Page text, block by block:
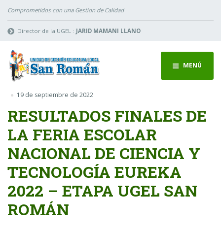
Comprometidos con una Gestion de Calidad
Director de la UGEL : JARID MAMANI LLANO
MENÚ
19 de septiembre de 2022
RESULTADOS FINALES DE
LA FERIA ESCOLAR
NACIONAL DE CIENCIA Y
TECNOLOGÍA EUREKA
2022 – ETAPA UGEL SAN
ROMÁN